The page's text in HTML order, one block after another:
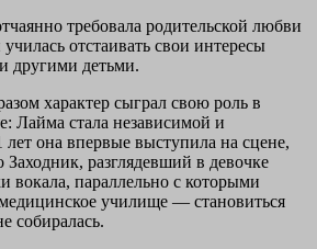
требовала родительской любви
отстаивать свои интересы
другими детьми.
характер сыграл свою роль в
Лайма стала независимой и
лет она впервые выступила на сцене,
Заходник, разглядевший в девочке
вокала, параллельно с которыми
училище — становиться
собиралась.